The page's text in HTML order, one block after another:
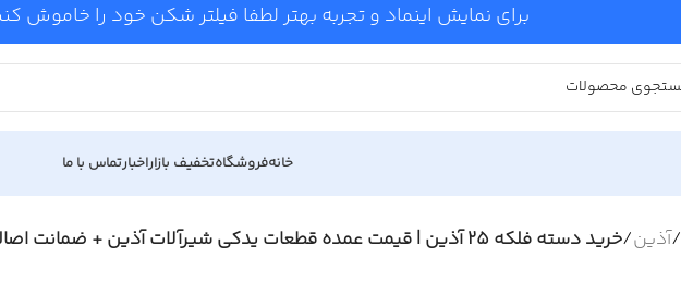
برای نمایش اینماد و تجربه بهتر لطفا فیلتر شکن خود را خاموش
خانهفروشگاهتخفیف بازاراخبارتماس با ما
/آذین/خرید دسته فلکه 25 آذین | قیمت عمده قطعات یدکی شیرآلات آذین + ضمانت اصالت